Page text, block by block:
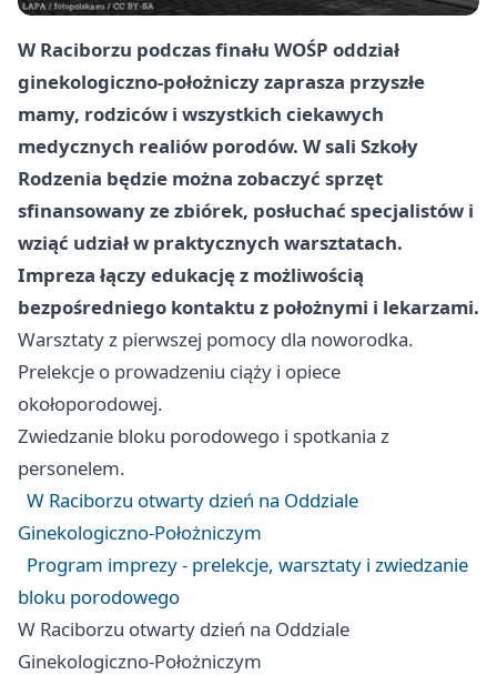
W Raciborzu podczas finału WOŚP oddział
ginekologiczno-położniczy zaprasza przyszłe
mamy, rodziców i wszystkich ciekawych
medycznych realiów porodów. W sali Szkoły
Rodzenia będzie można zobaczyć sprzęt
sfinansowany ze zbiórek, posłuchać specjalistów i
wziąć udział w praktycznych warsztatach.
Impreza łączy edukację z możliwością
bezpośredniego kontaktu z położnymi i lekarzami.
Warsztaty z pierwszej pomocy dla noworodka.
Prelekcje o prowadzeniu ciąży i opiece
okołoporodowej.
Zwiedzanie bloku porodowego i spotkania z
personelem.
W Raciborzu otwarty dzień na Oddziale
Ginekologiczno-Położniczym
Program imprezy - prelekcje, warsztaty i zwiedzanie
bloku porodowego
W Raciborzu otwarty dzień na Oddziale
Ginekologiczno-Położniczym